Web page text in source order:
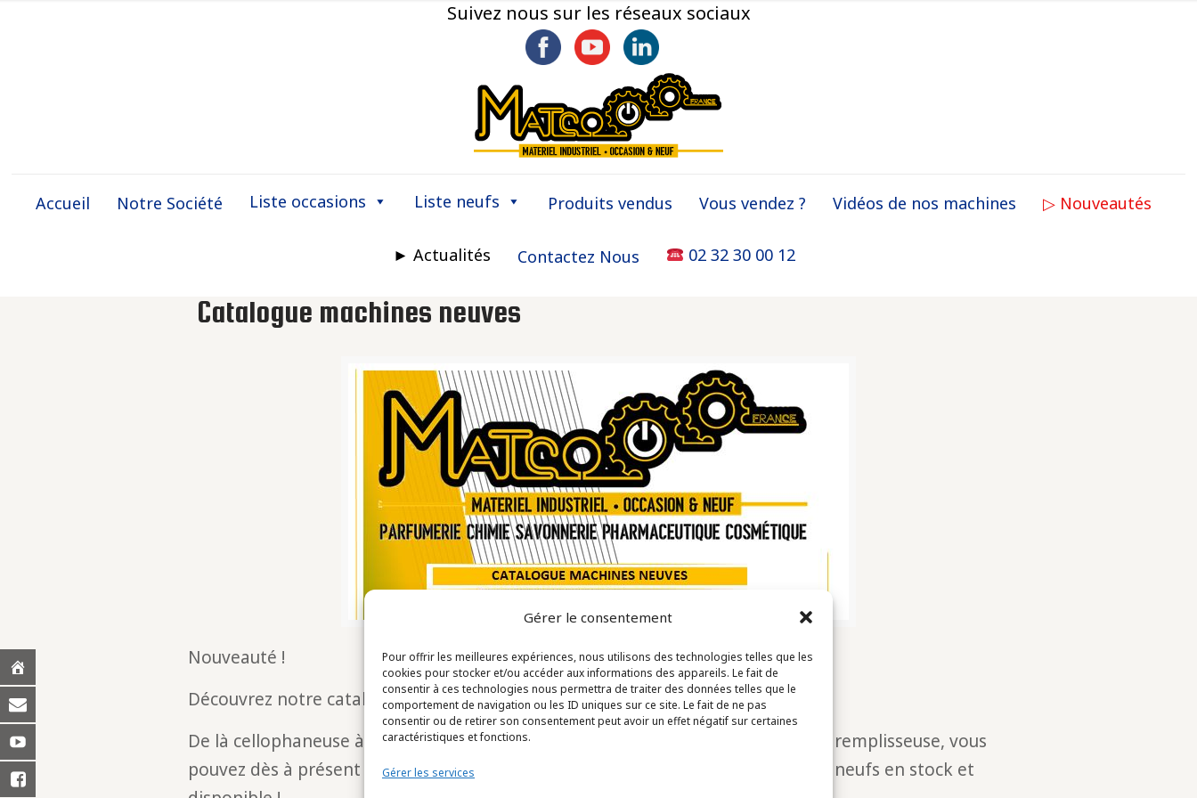
Gérer le consentement
Pour offrir les meilleures expériences, nous utilisons des technologies telles que les
cookies pour stocker et/ou accéder aux informations des appareils. Le fait de
consentir à ces technologies nous permettra de traiter des données telles que le
comportement de navigation ou les ID uniques sur ce site. Le fait de ne pas
consentir ou de retirer son consentement peut avoir un effet négatif sur certaines
caractéristiques et fonctions.
Gérer les services
Suivez nous sur les réseaux sociaux
Accueil Notre Société Liste occasions Liste neufs Produits vendus Vous vendez ? Vidéos de nos machines ▷ Nouveautés
► Actualités Contactez Nous 02 32 30 00 12
Catalogue machines neuves
Nouveauté !
Découvrez notre catalogue de machines neuves.
De là cellophaneuse à la visseuse en passant par les convoyeurs, étiqueteuse et remplisseuse, vous
pouvez dès à présent télécharger notre catalogue répertoriant tous les articles neufs en stock et